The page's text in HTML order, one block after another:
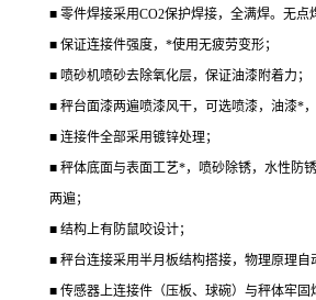
■ 零件焊接采用CO2保护焊接，全满焊。无点
■ 保证连接件强度，*使用无疲劳变形；
■ 喷砂机喷砂去除氧化层，保证油漆附着力；
■ 秤台面漆两遍喷漆风干，可选喷漆，油漆*，
■ 连接件全部采用镀锌处理；
■ 秤体底面与表面工艺*，喷砂除锈，水性防
两遍；
■ 结构上有防鼠咬设计；
■ 秤台连接采用半月板结构搭接，物理原理自
■ 传感器上连接件（压板、球碗）与秤体牢固